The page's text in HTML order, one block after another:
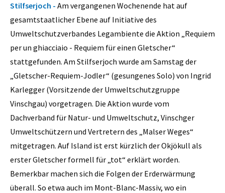
Stilfserjoch - Am vergangenen Wochenende hat auf
gesamtstaatlicher Ebene auf Initiative des
Umweltschutzverbandes Legambiente die Aktion „Requiem
per un ghiacciaio - Requiem für einen Gletscher“
stattgefunden. Am Stilfserjoch wurde am Samstag der
„Gletscher-Requiem-Jodler“ (gesungenes Solo) von Ingrid
Karlegger (Vorsitzende der Umweltschutzgruppe
Vinschgau) vorgetragen. Die Aktion wurde vom
Dachverband für Natur- und Umweltschutz, Vinschger
Umweltschützern und Vertretern des „Malser Weges“
mitgetragen. Auf Island ist erst kürzlich der Okjökull als
erster Gletscher formell für „tot“ erklärt worden.
Bemerkbar machen sich die Folgen der Erderwärmung
überall. So etwa auch im Mont-Blanc-Massiv, wo ein